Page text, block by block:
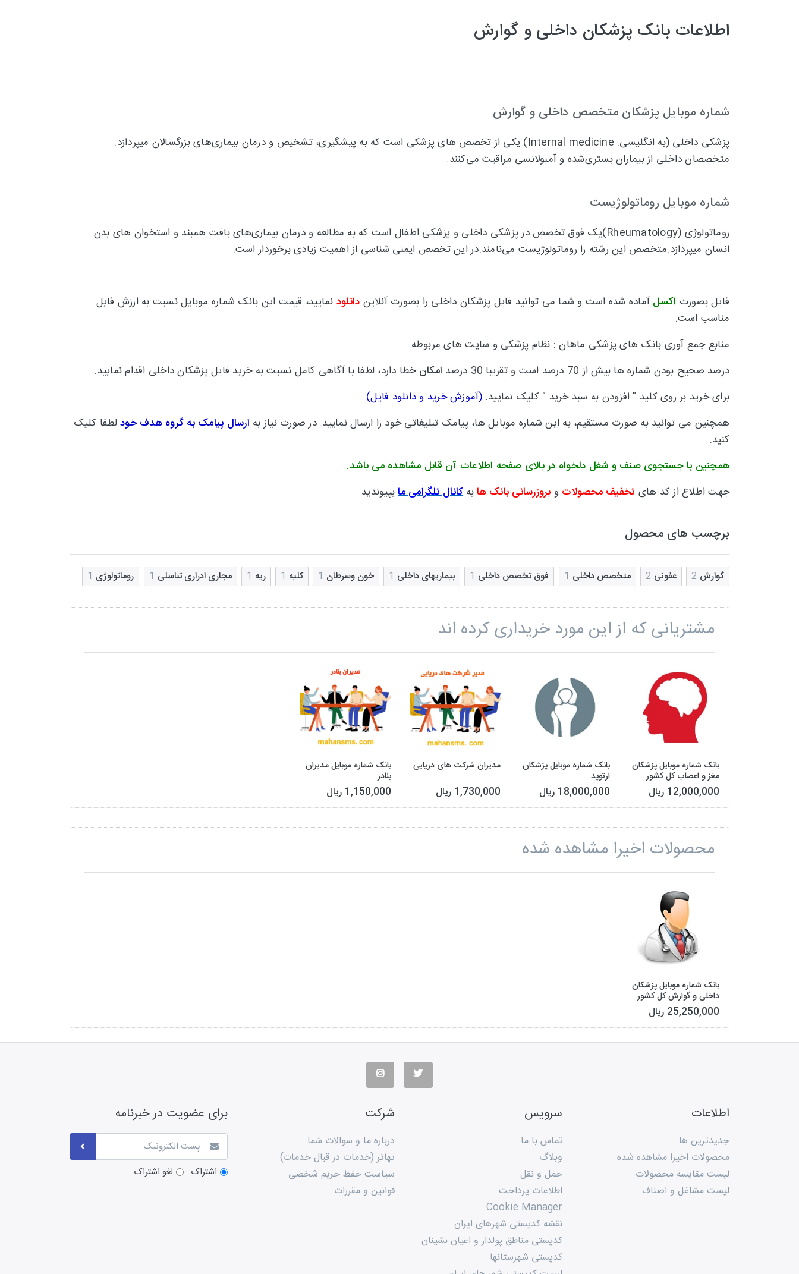
اطلاعات بانک پزشکان داخلی و گوارش
شماره موبایل پزشکان متخصص داخلی و گوارش
پزشکی داخلی (به انگلیسی: Internal medicine) یکی از تخصص های پزشکی است که به پیشگیری، تشخیص و درمان بیماری‌های بزرگسالان میپردازد.
متخصصان داخلی از بیماران بستری‌شده و آمبولانسی مراقبت می‌کنند.
شماره موبایل روماتولوژیست
روماتولوژی (Rheumatology)یک فوق تخصص در پزشکی داخلی و پزشکی اطفال است که به مطالعه و درمان بیماری‌های بافت همبند و استخوان های بدن
انسان میپردازد.متخصص این رشته را روماتولوژیست می‌نامند.در این تخصص ایمنی شناسی از اهمیت زیادی برخوردار است.
فایل بصورت اکسل آماده شده است و شما می توانید فایل پزشکان داخلی را بصورت آنلاین دانلود نمایید، قیمت این بانک شماره موبایل نسبت به ارزش فایل
مناسب است.
منابع جمع آوری بانک های پزشکی ماهان : نظام پزشکی و سایت های مربوطه
درصد صحیح بودن شماره ها بیش از 70 درصد است و تقریبا 30 درصد
امکان خطا دارد، لطفا با آگاهی کامل نسبت به خرید فایل پزشکان داخلی اقدام نمایید.
برای خرید بر روی کلید " افزودن به سبد خرید " کلیک نمایید. (آموزش خرید و دانلود فایل)
همچنین می توانید به صورت مستقیم، به این شماره موبایل ها، پیامک تبلیغاتی خود را ارسال نمایید. در صورت نیاز به ارسال پیامک به گروه هدف خودلطفا کلیک
کنید.
همچنین با جستجوی صنف و شغل دلخواه در بالای صفحه اطلاعات آن قابل مشاهده می باشد.
جهت اطلاع از کد های تخفیف محصولات و بروزرسانی بانک هابهکانال تلگرامی مابپیوندید.
برچسب های محصول
گوارش 2 عفونی 2 متخصص داخلی 1 فوق تخصص داخلی 1 بیماریهای داخلی 1 خون وسرطان 1 کلیه 1 ریه 1 مجاری ادراری تناسلی 1 روماتولوژی 1
مشتریانی که از این مورد خریداری کرده اند
بانک شماره موبایل پزشکان
مغز و اعصاب کل کشور
12,000,000 ریال
بانک شماره موبایل پزشکان
ارتوپد
18,000,000 ریال
مدیران شرکت های دریایی
1,730,000 ریال
بانک شماره موبایل مدیران
بنادر
1,150,000 ریال
محصولات اخیرا مشاهده شده
بانک شماره موبایل پزشکان
داخلی و گوارش کل کشور
25,250,000 ریال
اطلاعات
جدیدترین ها
محصولات اخیرا مشاهده شده
لیست مقایسه محصولات
لیست مشاغل و اصناف
سرویس
تماس با ما
وبلاگ
حمل و نقل
اطلاعات پرداخت
Cookie Manager
نقشه کدپستی شهرهای ایران
کدپستی مناطق پولدار و اعیان نشینان
کدپستی شهرستانها
شرکت
درباره ما و سوالات شما
تهاتر (خدمات در قبال خدمات)
سیاست حفظ حریم شخصی
قوانین و مقررات
برای عضویت در خبرنامه
اشتراک لغو اشتراک